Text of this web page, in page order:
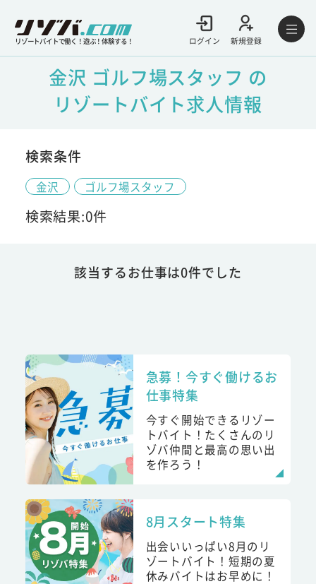
リゾートバイトで働く！遊ぶ！体験する！ ログイン 新規登録
金沢 ゴルフ場スタッフ の
リゾートバイト求人情報
検索条件
金沢 ゴルフ場スタッフ
検索結果:0件
該当するお仕事は0件でした
急募！今すぐ働けるお
仕事特集
今すぐ開始できるリゾー
トバイト！たくさんのリ
ゾバ仲間と最高の思い出
を作ろう！
8月スタート特集
出会いいっぱい8月のリ
ゾートバイト！短期の夏
休みバイトはお早めに！